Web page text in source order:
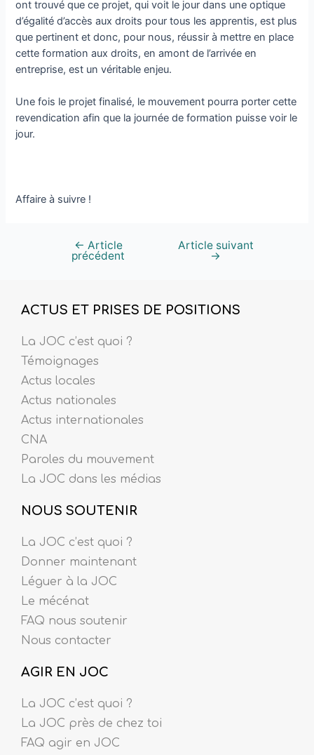
ont trouvé que ce projet, qui voit le jour dans une optique
d’égalité d’accès aux droits pour tous les apprentis, est plus
que pertinent et donc, pour nous, réussir à mettre en place
cette formation aux droits, en amont de l’arrivée en
entreprise, est un véritable enjeu.
Une fois le projet finalisé, le mouvement pourra porter cette
revendication afin que la journée de formation puisse voir le
jour.
Affaire à suivre !
← Article
précédent
Article suivant
→
ACTUS ET PRISES DE POSITIONS
La JOC c’est quoi ?
Témoignages
Actus locales
Actus nationales
Actus internationales
CNA
Paroles du mouvement
La JOC dans les médias
NOUS SOUTENIR
La JOC c’est quoi ?
Donner maintenant
Léguer à la JOC
Le mécénat
FAQ nous soutenir
Nous contacter
AGIR EN JOC
La JOC c’est quoi ?
La JOC près de chez toi
FAQ agir en JOC